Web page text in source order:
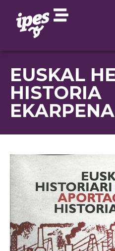
EUSKAL
HISTORIA